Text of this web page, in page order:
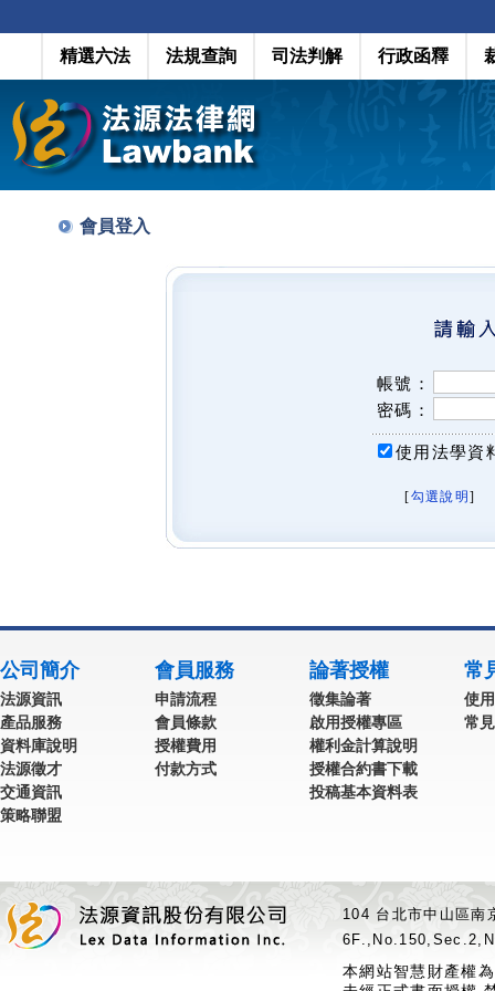
精選六法 法規查詢 司法判解 行政函釋
會員登入
帳號：
密碼：
使用法學資
[勾選說明 ]
公司簡介
法源資訊
產品服務
資料庫說明
法源徵才
交通資訊
策略聯盟
會員服務
申請流程
會員條款
授權費用
付款方式
論著授權
徵集論著
啟用授權專區
權利金計算說明
授權合約書下載
投稿基本資料表
常
使
常
104 台北市中山區
本網站智慧財產權